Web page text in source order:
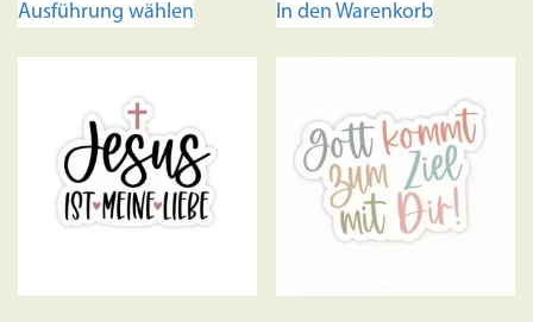
Ausführung wählen
auf.
Die
Optionen
können
In den Warenkorb